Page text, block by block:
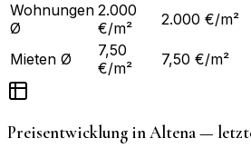
Wohnungen
Ø
2.000
€/m²
2.000 €/m²
Mieten Ø
7,50
€/m²
7,50 €/m²
Preisentwicklung inAltena—